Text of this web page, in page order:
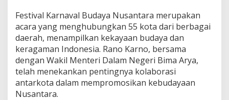
Festival Karnaval Budaya Nusantara merupakan
acara yang menghubungkan 55 kota dari berbagai
daerah, menampilkan kekayaan budaya dan
keragaman Indonesia. Rano Karno, bersama
dengan Wakil Menteri Dalam Negeri Bima Arya,
telah menekankan pentingnya kolaborasi
antarkota dalam mempromosikan kebudayaan
Nusantara.